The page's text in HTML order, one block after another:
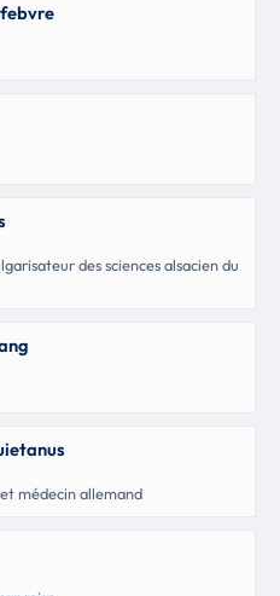
des sciences alsacien du
médecin allemand